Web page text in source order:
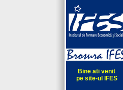
Bine ati venit
pe site-ul IFES